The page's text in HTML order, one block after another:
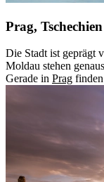
Prag, Tschechien
Die Stadt ist geprägt
Moldau stehen
Gerade in Prag